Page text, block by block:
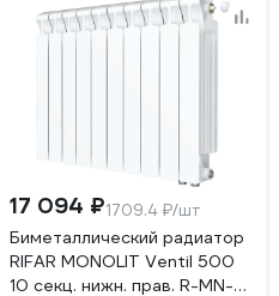
17 094 ₽1709.4 ₽/шт
Биметаллический радиатор
RIFAR MONOLIT Ventil 500
10 секц. нижн. прав. R-MN-